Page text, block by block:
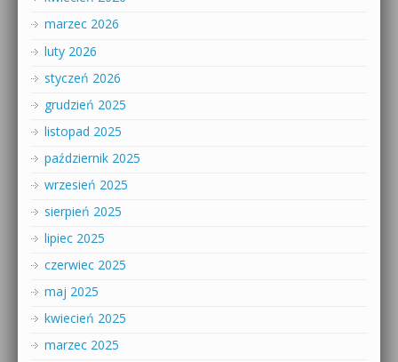
marzec 2026
luty 2026
styczeń 2026
grudzień 2025
listopad 2025
październik 2025
wrzesień 2025
sierpień 2025
lipiec 2025
czerwiec 2025
maj 2025
kwiecień 2025
marzec 2025